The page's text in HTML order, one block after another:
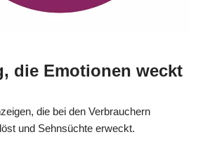
die Emotionen weckt
die bei den Verbrauchern
und Sehnsüchte erweckt.